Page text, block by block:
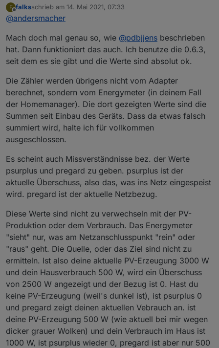
Wenn ich die Werte der V0.5.7 richtig
interpretiere, scheint p1regard um den Faktor
Kannst Du sagen, ob das in der Beta V0.6.x
durch das Umschreiben des Kerns bereits
nichts Separates gefunden.
V0.5.7 evtl. auch andere Werte/Berechnungen
für die Einzelphasen noch nicht ganz ok sind.
p1regard-Werte, die offenbar auf den
p2regard-Werte, die offenbar auf den
p2surpluscounter gehen
p3regard-Werte, die offenbar auf den
p3surpluscounter gehen
Die pxregard- und surplus-counter zählen nicht
in eine Richtung, sondern springen bei mir hin
und her!?!?
Wären das auch noch Themen für die V0.6.x?
F
Offline
falksschrieb am 14. Mai 2021, 07:33
zuletzt editiert von
@andersmacher
Mach doch mal genau so, wie @pdbjjens beschrieben
hat. Dann funktioniert das auch. Ich benutze die 0.6.3,
seit dem es sie gibt und die Werte sind absolut ok.
Die Zähler werden übrigens nicht vom Adapter
berechnet, sondern vom Energymeter (in deinem Fall
der Homemanager). Die dort gezeigten Werte sind die
Summen seit Einbau des Geräts. Dass da etwas falsch
summiert wird, halte ich für vollkommen
ausgeschlossen.
Es scheint auch Missverständnisse bez. der Werte
psurplus und pregard zu geben. psurplus ist der
aktuelle Überschuss, also das, was ins Netz eingespeist
wird. pregard ist der aktuelle Netzbezug.
Diese Werte sind nicht zu verwechseln mit der PV-
Produktion oder dem Verbrauch. Das Energymeter
"sieht" nur, was am Netzanschlusspunkt "rein" oder
"raus" geht. Die Quelle, oder das Ziel sind nicht zu
ermitteln. Ist also deine aktuelle PV-Erzeugung 3000 W
und dein Hausverbrauch 500 W, wird ein Überschuss
von 2500 W angezeigt und der Bezug ist 0. Hast du
keine PV-Erzeugung (weil's dunkel ist), ist psurplus 0
und pregard zeigt deinen aktuellen Vebrauch an. ist
deine PV-Erzeugung 500 W (wie aktuell bei mir wegen
dicker grauer Wolken) und dein Verbrauch im Haus ist
1000 W, ist psurplus wieder 0, pregard ist aber nur 500